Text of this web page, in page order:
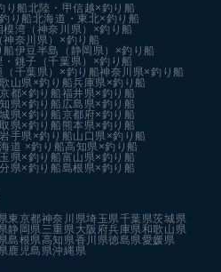
り船北陸・甲信越×釣り船
り船北海道・東北×釣り船
模湾（神奈川県）×釣り船
神奈川県）×釣り船
船伊豆半島（静岡県）×釣り船
・銚子（千葉県）×釣り船
（千葉県）×釣り船神奈川県×釣り船
山県×釣り船兵庫県×釣り船
都×釣り船福井県×釣り船
県×釣り船 広島県×釣り船
県×釣り船京都府×釣り船
県×釣り船 熊本県×釣り船
岩手県×釣り船山口県×釣り船
道 ×釣り船高知県×釣り船
県×釣り船富山県×釣り船
県×釣り船島根県×釣り船
東京都神奈川県埼玉県千葉県茨城県
静岡県 三重県 大阪府兵庫県和歌山県
島根県高知県香川県徳島県愛媛県
鹿児島県沖縄県